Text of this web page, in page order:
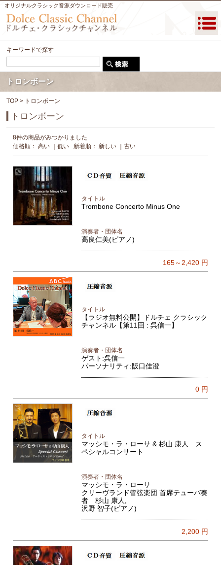
オリジナルクラシック音源ダウンロード販売
キーワードで探す
トロンボーン
TOP > トロンボーン
トロンボーン
8件の商品がみつかりました
価格順：高い ｜低い 新着順：新しい ｜古い
タイトル
Trombone Concerto Minus One
演奏者・団体名
高良仁美(ピアノ)
165～2,420円
タイトル
【ラジオ無料公開】ドルチェ クラシック
チャンネル【第11回 : 呉信一】
演奏者・団体名
ゲスト:呉信一
パーソナリティ:阪口佳澄
0円
タイトル
マッシモ・ラ・ローサ & 杉山 康人 ス
ペシャルコンサート
演奏者・団体名
マッシモ・ラ・ローサ
クリーヴランド管弦楽団 首席テューバ奏
者 杉山 康人,
沢野 智子(ピアノ)
2,200円